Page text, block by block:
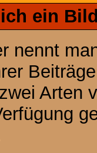
ein
nennt
Arten